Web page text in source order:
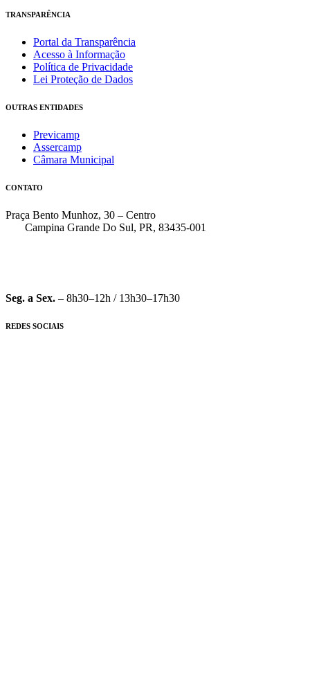
TRANSPARÊNCIA
Portal da Transparência
Acesso à Informação
Política de Privacidade
Lei Proteção de Dados
OUTRAS ENTIDADES
Previcamp
Assercamp
Câmara Municipal
CONTATO
Praça Bento Munhoz, 30 – Centro
Campina Grande Do Sul, PR, 83435-001
Seg. a Sex. – 8h30–12h / 13h30–17h30
REDES SOCIAIS